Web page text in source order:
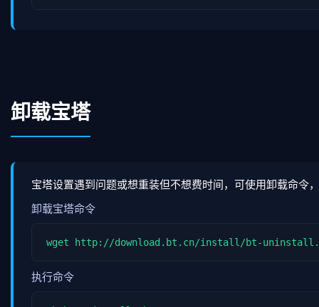
卸载宝塔
宝塔设置遇到问题或想重装但不想费时间，可使用卸载命令
卸载宝塔命令
wget http://download.bt.cn/install/bt-
执行命令